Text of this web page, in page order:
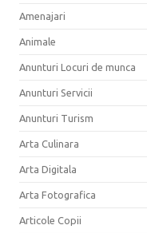
Amenajari
Animale
Anunturi Locuri de munca
Anunturi Servicii
Anunturi Turism
Arta Culinara
Arta Digitala
Arta Fotografica
Articole Copii